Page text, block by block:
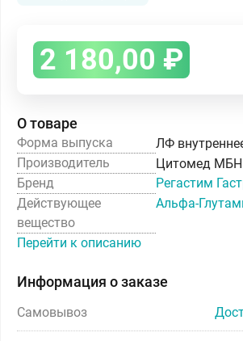
2 180,00 ₽
О товаре
Форма выпуска
ЛФ
Производитель
Цитомед
Бренд
Регастим
Действующее
вещество
Альфа-
Перейти к описанию
Информация о заказе
Самовывоз